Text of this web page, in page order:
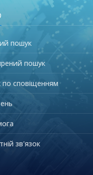
пошук
пошук
сповіщенням
зв'язок